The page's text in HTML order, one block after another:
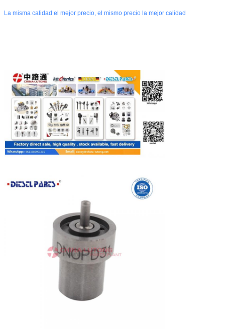
La misma calidad el mejor precio, el mismo precio la mejor calidad